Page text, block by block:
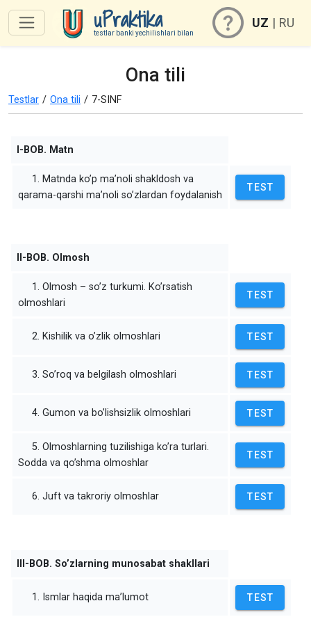
uPraktika
testlar banki yechilishlari bilan
UZ | RU
Ona tili
Testlar / Ona tili / 7-SINF
I-BOB. Matn
1. Matnda ko’p ma’noli shakldosh va
qarama-qarshi ma’noli so’zlardan foydalanish
TEST
II-BOB. Olmosh
1. Olmosh – so’z turkumi. Ko’rsatish
olmoshlari
TEST
2. Kishilik va o’zlik olmoshlari TEST
3. So’roq va belgilash olmoshlari TEST
4. Gumon va bo’lishsizlik olmoshlari TEST
5. Olmoshlarning tuzilishiga ko’ra turlari.
Sodda va qo’shma olmoshlar
TEST
6. Juft va takroriy olmoshlar TEST
III-BOB. So’zlarning munosabat shakllari
1. Ismlar haqida ma’lumot TEST